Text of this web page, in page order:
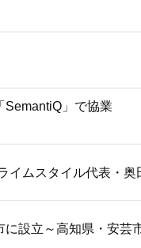
SemantiQ」で協業
イムスタイル代表・奥